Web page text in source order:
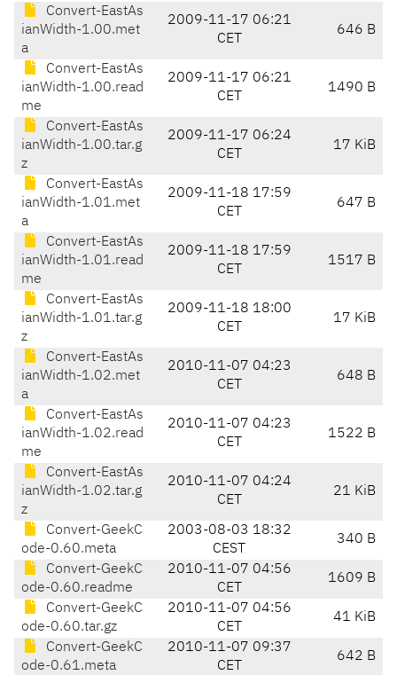
Convert-EastAs
ianWidth-1.00.met
a
2009-11-17 06:21
CET
646 B
Convert-EastAs
ianWidth-1.00.read
me
2009-11-17 06:21
CET
1490 B
Convert-EastAs
ianWidth-1.00.tar.g
z
2009-11-17 06:24
CET
17 KiB
Convert-EastAs
ianWidth-1.01.met
a
2009-11-18 17:59
CET
647 B
Convert-EastAs
ianWidth-1.01.read
me
2009-11-18 17:59
CET
1517 B
Convert-EastAs
ianWidth-1.01.tar.g
z
2009-11-18 18:00
CET
17 KiB
Convert-EastAs
ianWidth-1.02.met
a
2010-11-07 04:23
CET
648 B
Convert-EastAs
ianWidth-1.02.read
me
2010-11-07 04:23
CET
1522 B
Convert-EastAs
ianWidth-1.02.tar.g
z
2010-11-07 04:24
CET
21 KiB
Convert-GeekC
ode-0.60.meta
2003-08-03 18:32
CEST
340 B
Convert-GeekC
ode-0.60.readme
2010-11-07 04:56
CET
1609 B
Convert-GeekC
ode-0.60.tar.gz
2010-11-07 04:56
CET
41 KiB
Convert-GeekC
ode-0.61.meta
2010-11-07 09:37
CET
642 B